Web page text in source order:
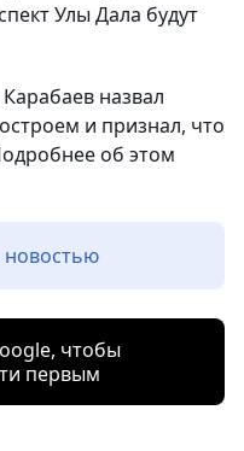
Улы Дала будут
назвал
и признал, что
об этом
новостью
чтобы
первым